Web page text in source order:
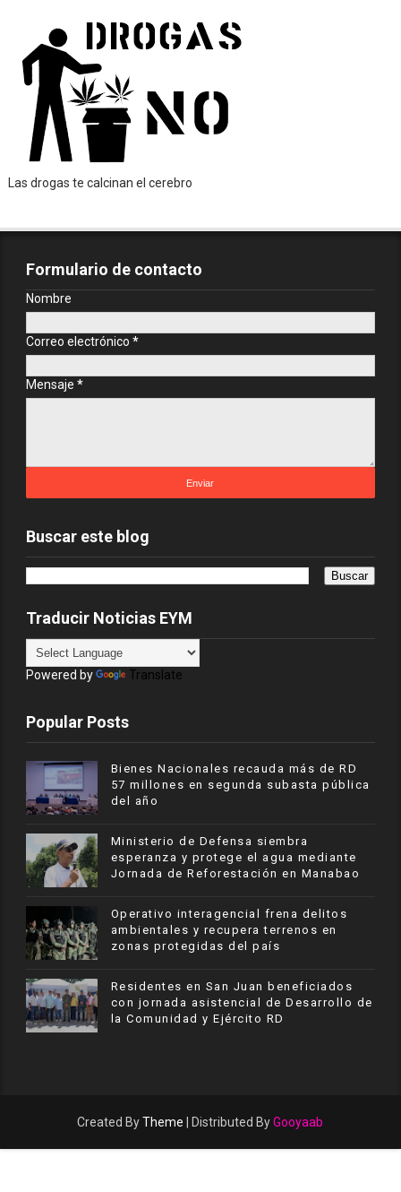
Las drogas te calcinan el cerebro
Formulario de contacto
Nombre
Correo electrónico *
Mensaje *
Buscar este blog
Traducir Noticias EYM
Powered by Translate
Popular Posts
Bienes Nacionales recauda más de RD
57 millones en segunda subasta pública
del año
Ministerio de Defensa siembra
esperanza y protege el agua mediante
Jornada de Reforestación en Manabao
Operativo interagencial frena delitos
ambientales y recupera terrenos en
zonas protegidas del país
Residentes en San Juan beneficiados
con jornada asistencial de Desarrollo de
la Comunidad y Ejército RD
Created ByTheme | Distributed ByGooyaab